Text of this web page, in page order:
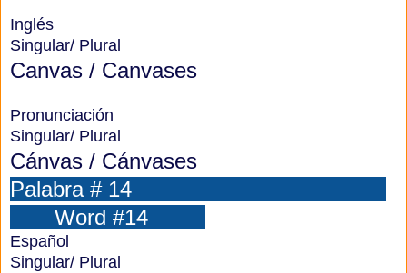
Inglés
Singular/ Plural
Canvas / Canvases
Pronunciación
Singular/ Plural
Cánvas / Cánvases
Palabra # 14
Word #14
Español
Singular/ Plural